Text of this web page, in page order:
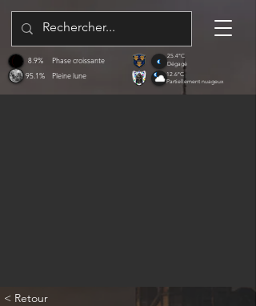
95.1%
8.9%
Pleine lune
Phase croissante
25.4°C
Dégagé
12.6°C
Partiellement nuageux
< Retour